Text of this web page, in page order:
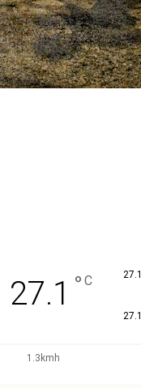
27.1 ° C 27.1
27.1
1.3kmh